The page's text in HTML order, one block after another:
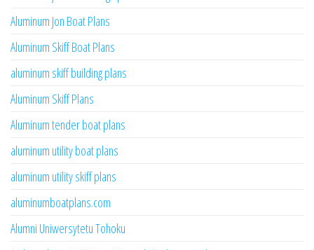
Aluminum Jon Boat Plans
Aluminum Skiff Boat Plans
aluminum skiff building plans
Aluminum Skiff Plans
Aluminum tender boat plans
aluminum utility boat plans
aluminum utility skiff plans
aluminumboatplans.com
Alumni Uniwersytetu Tohoku